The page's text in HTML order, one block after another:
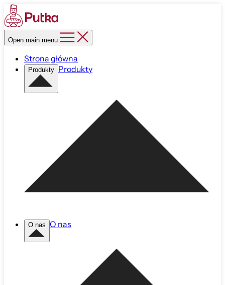
Open main menu
Strona główna
Produkty Produkty
O nas O nas